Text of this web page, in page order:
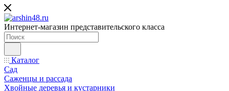
Интернет-магазин представительского класса
Каталог
Сад
Саженцы и рассада
Хвойные деревья и кустарники